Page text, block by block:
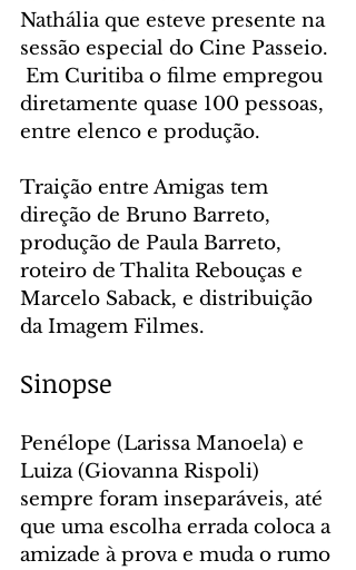
Nathália que esteve presente na
sessão especial do Cine Passeio.
Em Curitiba o filme empregou
diretamente quase 100 pessoas,
entre elenco e produção.
Traição entre Amigas tem
direção de Bruno Barreto,
produção de Paula Barreto,
roteiro de Thalita Rebouças e
Marcelo Saback, e distribuição
da Imagem Filmes.
Sinopse
Penélope (Larissa Manoela) e
Luiza (Giovanna Rispoli)
sempre foram inseparáveis, até
que uma escolha errada coloca a
amizade à prova e muda o rumo